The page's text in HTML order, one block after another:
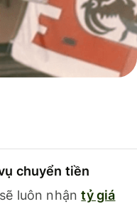
chuyển tiền
luôn nhậntỷ giá